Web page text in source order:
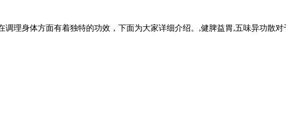
理身体方面有着独特的功效，下面为大家详细介绍。,健脾益胃,五味异功散